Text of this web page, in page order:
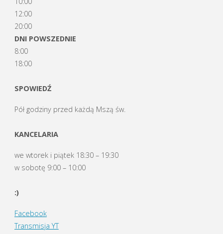
12:00
20:00
DNI POWSZEDNIE
8:00
18:00
SPOWIEDŹ
Pół godziny przed każdą Mszą św.
KANCELARIA
we wtorek i piątek 18:30 – 19:30
w sobotę 9:00 – 10:00
:)
Facebook
Transmisja YT